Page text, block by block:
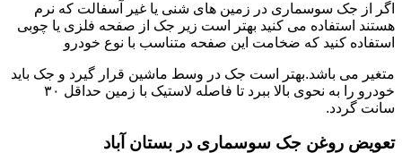
اگر از جک سوسماری در زمین های شنی یا غیر آسفالت که نرم
هستند استفاده می کنید بهتر است زیر جک از صفحه فلزی یا چوبی
استفاده کنید که ضخامت این صفحه متناسب با نوع خودرو
متغیر می باشد.بهتر است جک در وسط ماشین قرار گیرد و جک باید
خودرو را به نحوی بالا ببرد تا فاصله لاستیک با زمین حداقل ۳۰
سانت گردد.
تعویض روغن جک سوسماری در بستان آباد